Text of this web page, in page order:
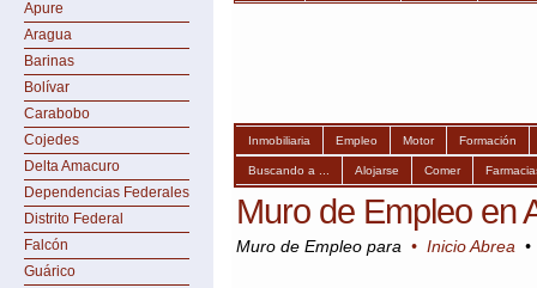
Apure
Aragua
Barinas
Bolívar
Carabobo
Cojedes
Delta Amacuro
Dependencias Federales
Distrito Federal
Falcón
Guárico
Inmobiliaria Empleo Motor Formación
Buscando a ... Alojarse Comer
Muro de Empleo en
Muro de Empleo para • Inicio Abrea